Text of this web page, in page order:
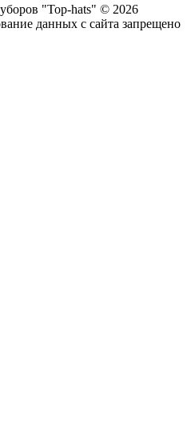
"Top-hats" © 2026
данных с сайта запрещено